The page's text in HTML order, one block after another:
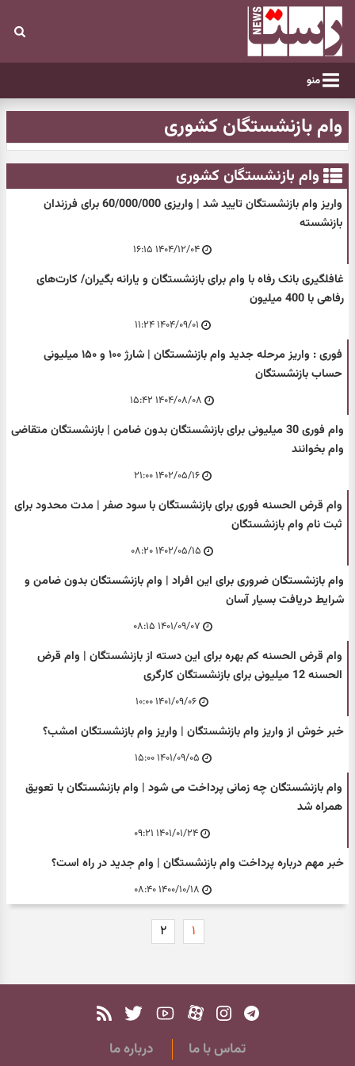
منو
وام بازنشستگان کشوری
وام بازنشستگان کشوری
واریز وام بازنشستگان تایید شد | واریزی 60/000/000 برای فرزندان
بازنشسته
۱۴۰۴/۱۲/۰۴ ۱۶:۱۵
غافلگیری بانک رفاه با وام برای بازنشستگان و یارانه بگیران/ کارت‌های
رفاهی با 400 میلیون
۱۴۰۴/۰۹/۰۱ ۱۱:۲۴
فوری : واریز مرحله جدید وام بازنشستگان | شارژ ۱۰۰ و ۱۵۰ میلیونی
حساب بازنشستگان
۱۴۰۴/۰۸/۰۸ ۱۵:۴۲
وام فوری 30 میلیونی برای بازنشستگان بدون ضامن | بازنشستگان متقاضی
وام بخوانند
۱۴۰۲/۰۵/۱۶ ۲۱:۰۰
وام قرض الحسنه فوری برای بازنشستگان با سود صفر | مدت محدود برای
ثبت نام وام بازنشستگان
۱۴۰۲/۰۵/۱۵ ۰۸:۲۰
وام بازنشستگان ضروری برای این افراد | وام بازنشستگان بدون ضامن و
شرایط دریافت بسیار آسان
۱۴۰۱/۰۹/۰۷ ۰۸:۱۵
وام قرض الحسنه کم بهره برای این دسته از بازنشستگان | وام قرض
الحسنه 12 میلیونی برای بازنشستگان کارگری
۱۴۰۱/۰۹/۰۶ ۱۰:۰۰
خبر خوش از واریز وام بازنشستگان | واریز وام بازنشستگان امشب؟
۱۴۰۱/۰۹/۰۵ ۱۵:۰۰
وام بازنشستگان چه زمانی پرداخت می شود | وام بازنشستگان با تعویق
همراه شد
۱۴۰۱/۰۱/۲۴ ۰۹:۲۱
خبر مهم درباره پرداخت وام بازنشستگان | وام جدید در راه است؟
۱۴۰۰/۱۰/۱۸ ۰۸:۴۰
۱ ۲
تماس با ما درباره ما